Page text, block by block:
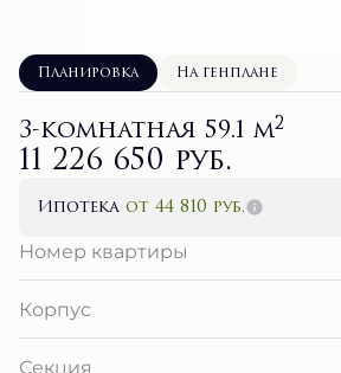
3-комнатная 59.1 м2
11 226 650 руб.
Ипотекаот 44 810 руб.
Номер квартиры